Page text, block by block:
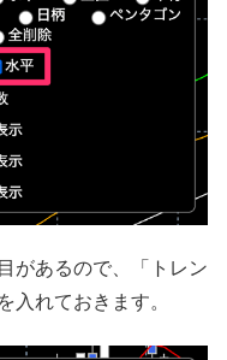
があるので、「トレン
入れておきます。